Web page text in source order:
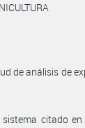
de análisis de
citado